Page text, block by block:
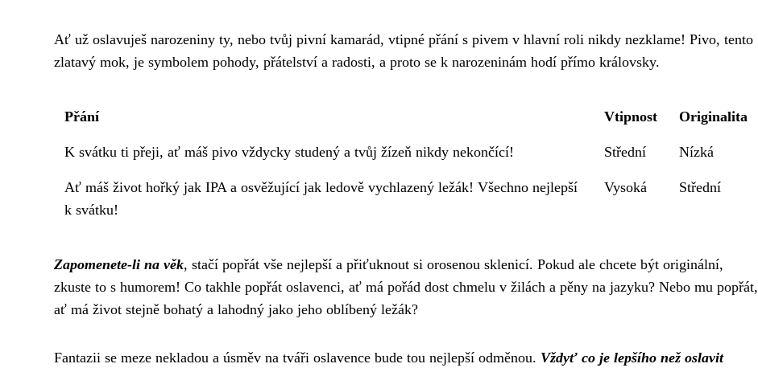
Ať už oslavuješ narozeniny ty, nebo tvůj pivní kamarád, vtipné přání s pivem v hlavní roli nikdy nezklame! Pivo, tento
zlatavý mok, je symbolem pohody, přátelství a radosti, a proto se k narozeninám hodí přímo královsky.
Přání Vtipnost Originalita
K svátku ti přeji, ať máš pivo vždycky studený a tvůj žízeň nikdy nekončící! Střední Nízká
Ať máš život hořký jak IPA a osvěžující jak ledově vychlazený ležák! Všechno nejlepší
k svátku!
Vysoká Střední
Zapomenete-li na věk, stačí popřát vše nejlepší a přiťuknout si orosenou sklenicí. Pokud ale chcete být originální,
zkuste to s humorem! Co takhle popřát oslavenci, ať má pořád dost chmelu v žilách a pěny na jazyku? Nebo mu popřát,
ať má život stejně bohatý a lahodný jako jeho oblíbený ležák?
Fantazii se meze nekladou a úsměv na tváři oslavence bude tou nejlepší odměnou. Vždyť co je lepšího než oslavit